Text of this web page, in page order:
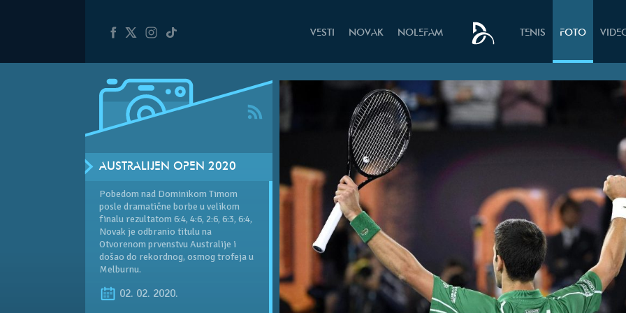
VESTI NOVAK NOLEFAM TENIS FOTO
AUSTRALIJEN OPEN 2020
Pobedom nad Dominikom Timom
posle dramatične borbe u velikom
finalu rezultatom 6:4, 4:6, 2:6, 6:3, 6:4,
Novak je odbranio titulu na
Otvorenom prvenstvu Australije i
došao do rekordnog, osmog trofeja u
Melburnu.
02. 02. 2020.